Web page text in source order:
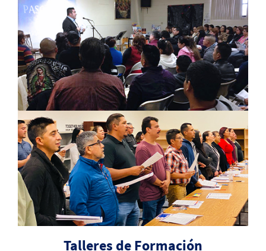
Talleres de Formación